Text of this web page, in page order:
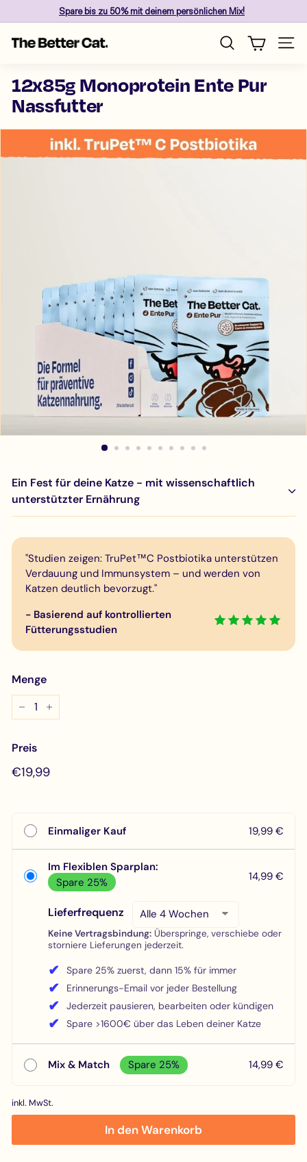
zum
Inhalt
Pause
Sparebis zu 50%mit deinem persönlichen Mix!
T
e
B
e
t
e
Suche
12x85g Monoprotein Ente Pur
Nassfutter
Ein Fest für deine Katze - mit wissenschaftlich
unterstützter Ernährung
"Studien zeigen: TruPet™C Postbiotika unterstützen
Verdauung und Immunsystem – und werden von
Katzen deutlich bevorzugt."
- Basierend auf kontrollierten
Fütterungsstudien
Menge
+
Preis
Normaler
€19,99€19,99
Einmaliger Kauf 19,99 €
Im Flexiblen Sparplan:
Spare 25%
14,99 €
Lieferfrequenz
Keine Vertragsbindung:Überspringe, verschiebe oder
storniere Lieferungen jederzeit.
✔ Spare 25% zuerst, dann 15% für immer
✔ Erinnerungs-Email vor jeder Bestellung
✔ Jederzeit pausieren, bearbeiten oder kündigen
✔ Spare >1600€ über das Leben deiner Katze
Mix & Match Spare 25% 14,99 €
inkl. MwSt.
In den Warenkorb